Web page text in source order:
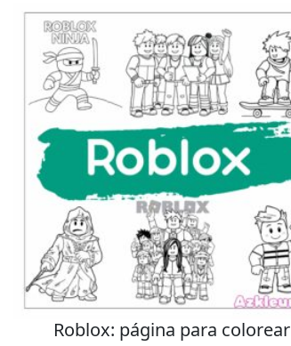
Roblox: página para colorear